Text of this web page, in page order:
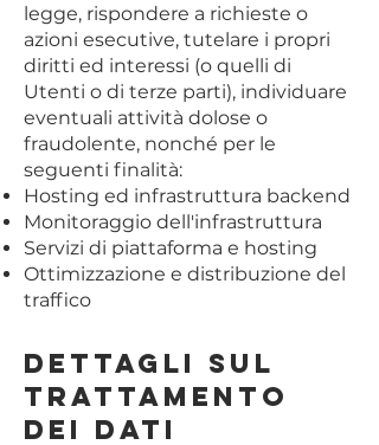
legge, rispondere a richieste o
azioni esecutive, tutelare i propri
diritti ed interessi (o quelli di
Utenti o di terze parti), individuare
eventuali attività dolose o
fraudolente, nonché per le
seguenti finalità:
Hosting ed infrastruttura backend
Monitoraggio dell'infrastruttura
Servizi di piattaforma e hosting
Ottimizzazione e distribuzione del
traffico
Dettagli sul
trattamento
dei Dati